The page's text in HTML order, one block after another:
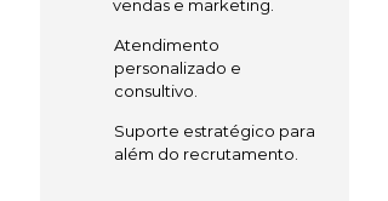
vendas e marketing.
Atendimento
personalizado e
consultivo.
Suporte estratégico para
além do recrutamento.